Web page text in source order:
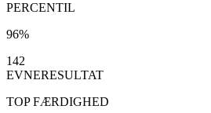
PERCENTIL
96%
142
EVNERESULTAT
TOP FÆRDIGHED